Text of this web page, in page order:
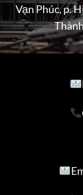
Vạn Phúc, p.